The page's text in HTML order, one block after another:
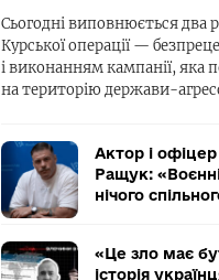
Сьогодні виповнюється два
Курської операції —
і виконанням кампанії, яка
на територію держави-
Актор і
Ращук:
нічого
«Це зло має
історія